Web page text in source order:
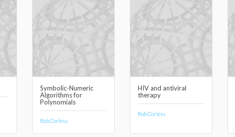
Symbolic-Numeric
Algorithms for
Polynomials
Rob Corless
HIV and antiviral
therapy
Rob Corless